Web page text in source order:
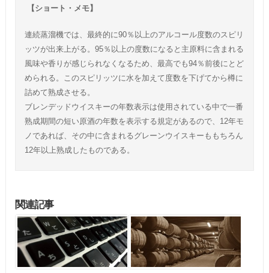
【ショート・メモ】
連続蒸溜機では、最終的に90％以上のアルコール度数のスピリ
ッツが出来上がる。95％以上の度数になると主原料に含まれる
風味や香りが感じられなくなるため、最高でも94％前後にとど
められる。このスピリッツに水を加えて度数を下げてから樽に
詰めて熟成させる。
ブレンデッドウイスキーの年数表示は使用されている中で一番
熟成期間の短い原酒の年数を表示する規定があるので、12年モ
ノであれば、その中に含まれるグレーンウイスキーももちろん
12年以上熟成したものである。
関連記事